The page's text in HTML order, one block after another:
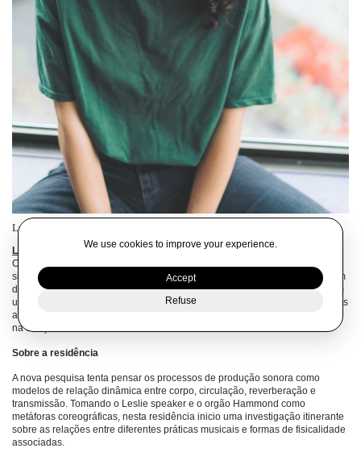
Luísa Saraiva ©Dinis Santos
Luísa Saraiva
é coreógrafa, nascida no Porto, e vive entre o Porto e Berlim.
O seu trabalho coreográfico explora a linguagem do corpo e da voz,
situando-se na intersecção entre o movimento e a composição musical. Tem
desenvolvido uma extensa pesquisa sobre o património oral português com
uma perspetiva crítica na relação entre tradição, género e poder. Nos últimos
anos tem orientado oficinas e participado em debates sobre saúde mental
na dança. É co-directora do festival MULA com Cristina Planas Leitão.
Sobre a residência
A nova pesquisa tenta pensar os processos de produção sonora como
modelos de relação dinâmica entre corpo, circulação, reverberação e
transmissão. Tomando o Leslie speaker e o orgão Hammond como
metáforas coreográficas, nesta residência inicio uma investigação itinerante
sobre as relações entre diferentes práticas musicais e formas de fisicalidade
associadas.
We use cookies to improve your experience.
Accept
Refuse